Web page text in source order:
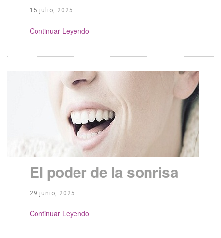
15 julio, 2025
Continue Reading
El poder de la sonrisa
29 junio, 2025
Continue Reading